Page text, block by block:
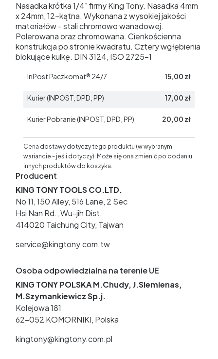
Nasadka krótka 1/4" firmy King Tony. Nasadka 4mm
x 24mm, 12-kątna. Wykonana z wysokiej jakości
materiałów - stali chromowo wanadowej.
Polerowana oraz chromowana. Cienkościenna
konstrukcja po stronie kwadratu. Cztery wgłębienia
blokujące kulkę. DIN 3124, ISO 2725-1
InPost Paczkomat® 24/7 15,00 zł
Kurier (INPOST, DPD, PP) 17,00 zł
Kurier Pobranie (INPOST, DPD, PP) 20,00 zł
Cena dostawy dotyczy tego produktu (w wybranym
wariancie - jeśli dotyczy). Może się ona zmienić po dodaniu
innych produktów do koszyka.
Producent
KING TONY TOOLS CO.LTD.
No 11, 150 Alley, 516 Lane, 2 Sec
Hsi Nan Rd., Wu-jih Dist.
414020 Taichung City, Tajwan
service@kingtony.com.tw
Osoba odpowiedzialna na terenie UE
KING TONY POLSKA M.Chudy, J.Siemienas,
M.Szymankiewicz Sp.j.
Kolejowa 181
62-052 KOMORNIKI, Polska
kingtony@kingtony.com.pl